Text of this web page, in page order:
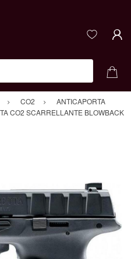
CO2
ANTICAPORTA
CO2 SCARRELLANTE BLOWBACK